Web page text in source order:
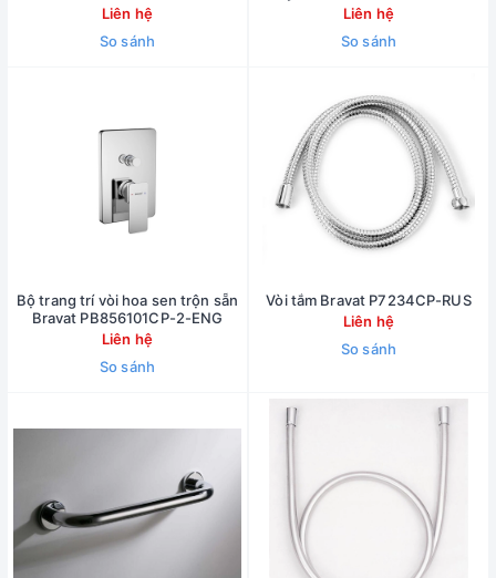
Liên hệ
So sánh
Liên hệ
So sánh
Bộ trang trí vòi hoa sen trộn sẵn
Bravat PB856101CP-2-ENG
Liên hệ
So sánh
Vòi tắm Bravat P7234CP-RUS
Liên hệ
So sánh